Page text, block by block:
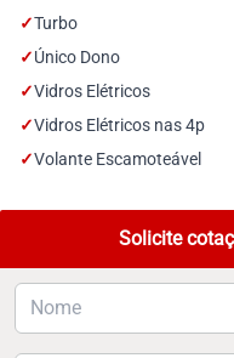
✓Turbo
✓Único Dono
✓Vidros Elétricos
✓Vidros Elétricos nas 4p
✓Volante Escamoteável
Solicite